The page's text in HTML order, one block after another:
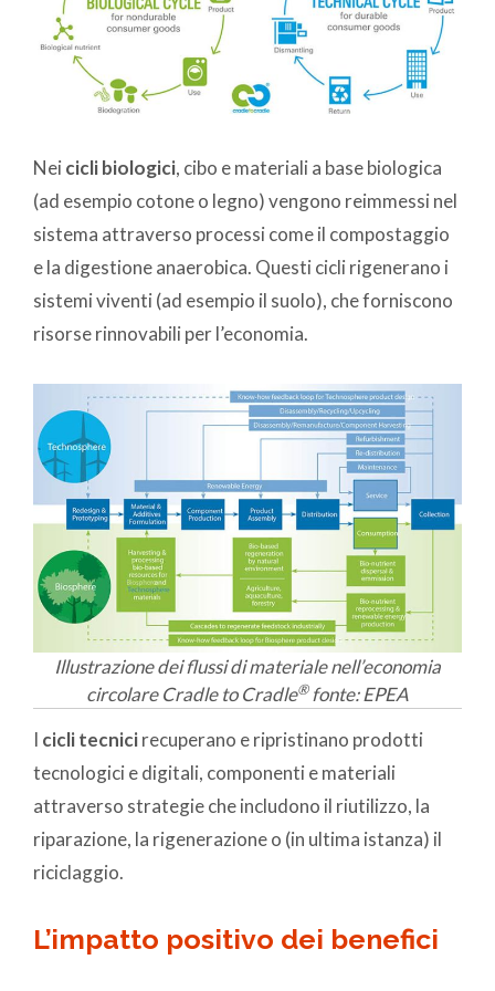
Nei cicli biologici, cibo e materiali a base biologica
(ad esempio cotone o legno) vengono reimmessi nel
sistema attraverso processi come il compostaggio
e la digestione anaerobica. Questi cicli rigenerano i
sistemi viventi (ad esempio il suolo), che forniscono
risorse rinnovabili per l’economia.
Illustrazione dei flussi di materiale nell’economia
circolare Cradle to Cradle® fonte: EPEA
I cicli tecnicirecuperano e ripristinano prodotti
tecnologici e digitali, componenti e materiali
attraverso strategie che includono il riutilizzo, la
riparazione, la rigenerazione o (in ultima istanza) il
riciclaggio.
L’impatto positivo dei benefici